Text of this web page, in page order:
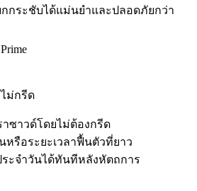
กระชับได้แม่นยำและปลอดภัยกว่า
ม่กรีด
าซาวด์โดยไม่ต้องกรีด
หรือระยะเวลาฟื้นตัวที่ยาว
ะจำวันได้ทันทีหลังหัตถการ